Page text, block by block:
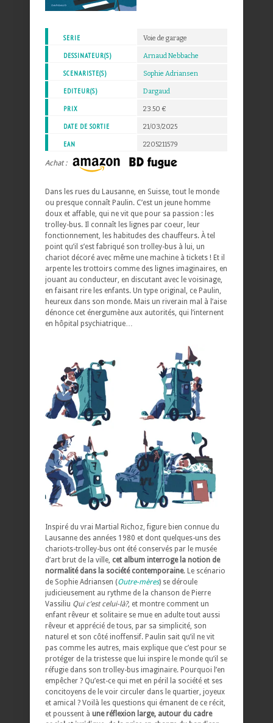
SERIE Voie de garage
DESSINATEUR(S) Arnaud Nebbache
SCENARISTE(S) Sophie Adriansen
EDITEUR(S) Dargaud
PRIX 23.50 €
DATE DE SORTIE 21/03/2025
EAN 2205211579
Achat :
Dans les rues du Lausanne, en Suisse, tout le monde
ou presque connaît Paulin. C’est un jeune homme
doux et affable, qui ne vit que pour sa passion : les
trolley-bus. Il connaît les lignes par coeur, leur
fonctionnement, les habitudes des chauffeurs. À tel
point qu’il s’est fabriqué son trolley-bus à lui, un
chariot décoré avec même une machine à tickets ! Et il
arpente les trottoirs comme des lignes imaginaires, en
jouant au conducteur, en discutant avec le voisinage,
en faisant rire les enfants. Un type original, ce Paulin,
heureux dans son monde. Mais un riverain mal à l’aise
dénonce cet énergumène aux autorités, qui l’internent
en hôpital psychiatrique…
Inspiré du vrai Martial Richoz, figure bien connue du
Lausanne des années 1980 et dont quelques-uns des
chariots-trolley-bus ont été conservés par le musée
d’art brut de la ville, cet album interroge la notion de
normalité dans la société contemporaine. Le scénario
de Sophie Adriansen (Outre-mères) se déroule
judicieusement au rythme de la chanson de Pierre
Vassiliu Qui c’est celui-là?, et montre comment un
enfant rêveur et solitaire se mue en adulte tout aussi
rêveur et apprécié de tous, par sa simplicité, son
naturel et son côté inoffensif. Paulin sait qu’il ne vit
pas comme les autres, mais explique que c’est pour se
protéger de la tristesse que lui inspire le monde qu’il se
réfugie dans son trolley-bus imaginaire. Pourquoi l’en
empêcher ? Qu’est-ce qui met en péril la société et ses
concitoyens de le voir circuler dans le quartier, joyeux
et amical ? Voilà les questions qui émanent de ce récit,
et poussent à une réflexion large, autour du cadre